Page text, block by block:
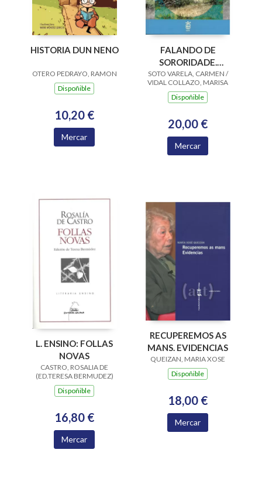
HISTORIA DUN NENO
OTERO PEDRAYO, RAMON
Dispoñible
10,20 €
Mercar
FALANDO DE
SORORIDADE.
ENCONTRO CON
PILAR WIRTZ
MOLEZUN
SOTO VARELA, CARMEN /
VIDAL COLLAZO, MARISA
Dispoñible
20,00 €
Mercar
L. ENSINO: FOLLAS
NOVAS
CASTRO, ROSALIA DE
(ED.TERESA BERMUDEZ)
Dispoñible
16,80 €
Mercar
RECUPEREMOS AS
MANS. EVIDENCIAS
QUEIZAN, MARIA XOSE
Dispoñible
18,00 €
Mercar